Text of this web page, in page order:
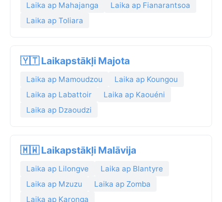
Laika ap Mahajanga
Laika ap Fianarantsoa
Laika ap Toliara
🇾🇹 Laikapstākļi Majota
Laika ap Mamoudzou
Laika ap Koungou
Laika ap Labattoir
Laika ap Kaouéni
Laika ap Dzaoudzi
🇲🇼 Laikapstākļi Malāvija
Laika ap Lilongve
Laika ap Blantyre
Laika ap Mzuzu
Laika ap Zomba
Laika ap Karonga